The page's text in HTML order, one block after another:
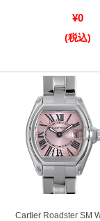
買取サロ
WEBマガ
¥0
(税込)
Cartier Roadster SM